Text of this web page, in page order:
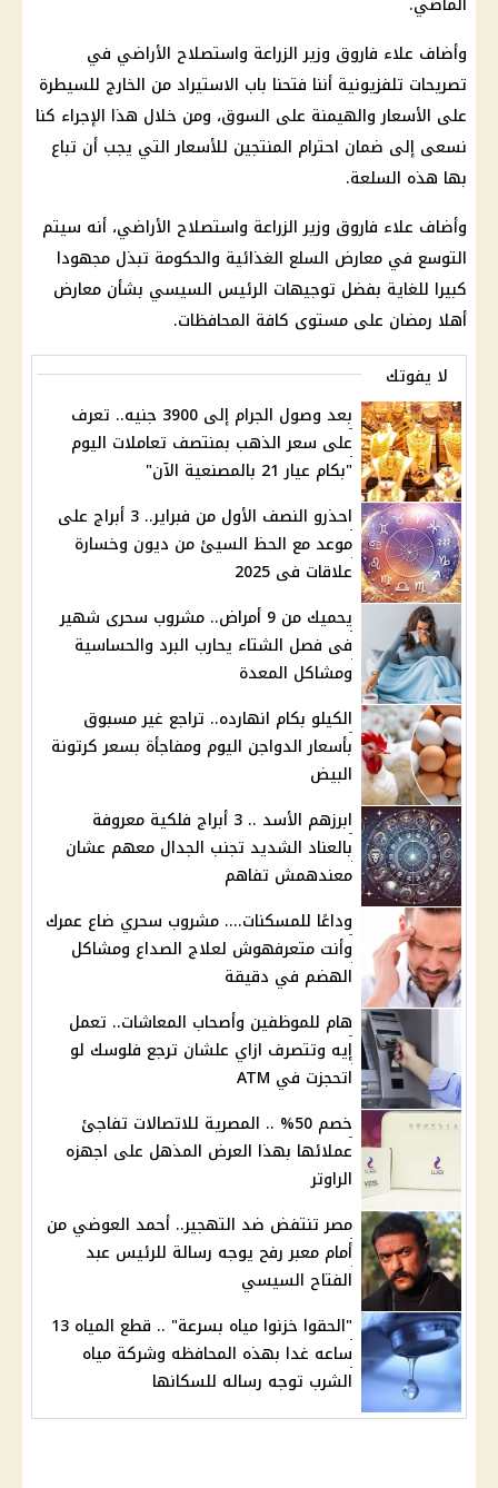
وأضاف علاء فاروق وزير الزراعة واستصلاح الأراضي في
تصريحات تلفزيونية أننا فتحنا باب الاستيراد من الخارج للسيطرة
على الأسعار والهيمنة على السوق، ومن خلال هذا الإجراء كنا
نسعى إلى ضمان احترام المنتجين للأسعار التي يجب أن تباع
بها هذه السلعة.
وأضاف علاء فاروق وزير الزراعة واستصلاح الأراضي، أنه سيتم
التوسع في معارض السلع الغذائية والحكومة تبذل مجهودا
كبيرا للغاية بفضل توجيهات الرئيس السيسي بشأن معارض
أهلا رمضان على مستوى كافة المحافظات.
لا يفوتك
بعد وصول الجرام إلى 3900 جنيه.. تعرف
على سعر الذهب بمنتصف تعاملات اليوم
"بكام عيار 21 بالمصنعية الآن"
احذرو النصف الأول من فبراير.. 3 أبراج على
موعد مع الحظ السيئ من ديون وخسارة
علاقات فى 2025
يحميك من 9 أمراض.. مشروب سحرى شهير
فى فصل الشتاء يحارب البرد والحساسية
ومشاكل المعدة
الكيلو بكام انهارده.. تراجع غير مسبوق
بأسعار الدواجن اليوم ومفاجأة بسعر كرتونة
البيض
ابرزهم الأسد .. 3 أبراج فلكية معروفة
بالعناد الشديد تجنب الجدال معهم عشان
معندهمش تفاهم
وداعًا للمسكنات.... مشروب سحري ضاع عمرك
وأنت متعرفهوش لعلاج الصداع ومشاكل
الهضم في دقيقة
هام للموظفين وأصحاب المعاشات.. تعمل
إيه وتتصرف ازاي علشان ترجع فلوسك لو
اتحجزت في ATM
خصم 50% .. المصرية للاتصالات تفاجئ
عملائها بهذا العرض المذهل على اجهزه
الراوتر
مصر تنتفض ضد التهجير.. أحمد العوضي من
أمام معبر رفح يوجه رسالة للرئيس عبد
الفتاح السيسي
"الحقوا خزنوا مياه بسرعة" .. قطع المياه 13
ساعه غدا بهذه المحافظه وشركة مياه
الشرب توجه رساله للسكانها